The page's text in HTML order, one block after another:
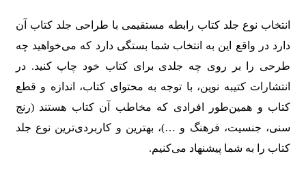
انتخاب نوع جلد کتاب رابطه مستقیمی با طراحی جلد کتاب آن
دارد در واقع این به انتخاب شما بستگی دارد که می‌خواهید چه
طرحی را بر روی چه جلدی برای کتاب خود چاپ کنید. در
انتشارات کتیبه نوین، با توجه به محتوای کتاب، اندازه و قطع
کتاب و همین‌طور افرادی که مخاطب آن کتاب هستند (رنج
سنی، جنسیت، فرهنگ و …)، بهترین و کاربردی‌ترین نوع جلد
کتاب را به شما پیشنهاد می‌کنیم.